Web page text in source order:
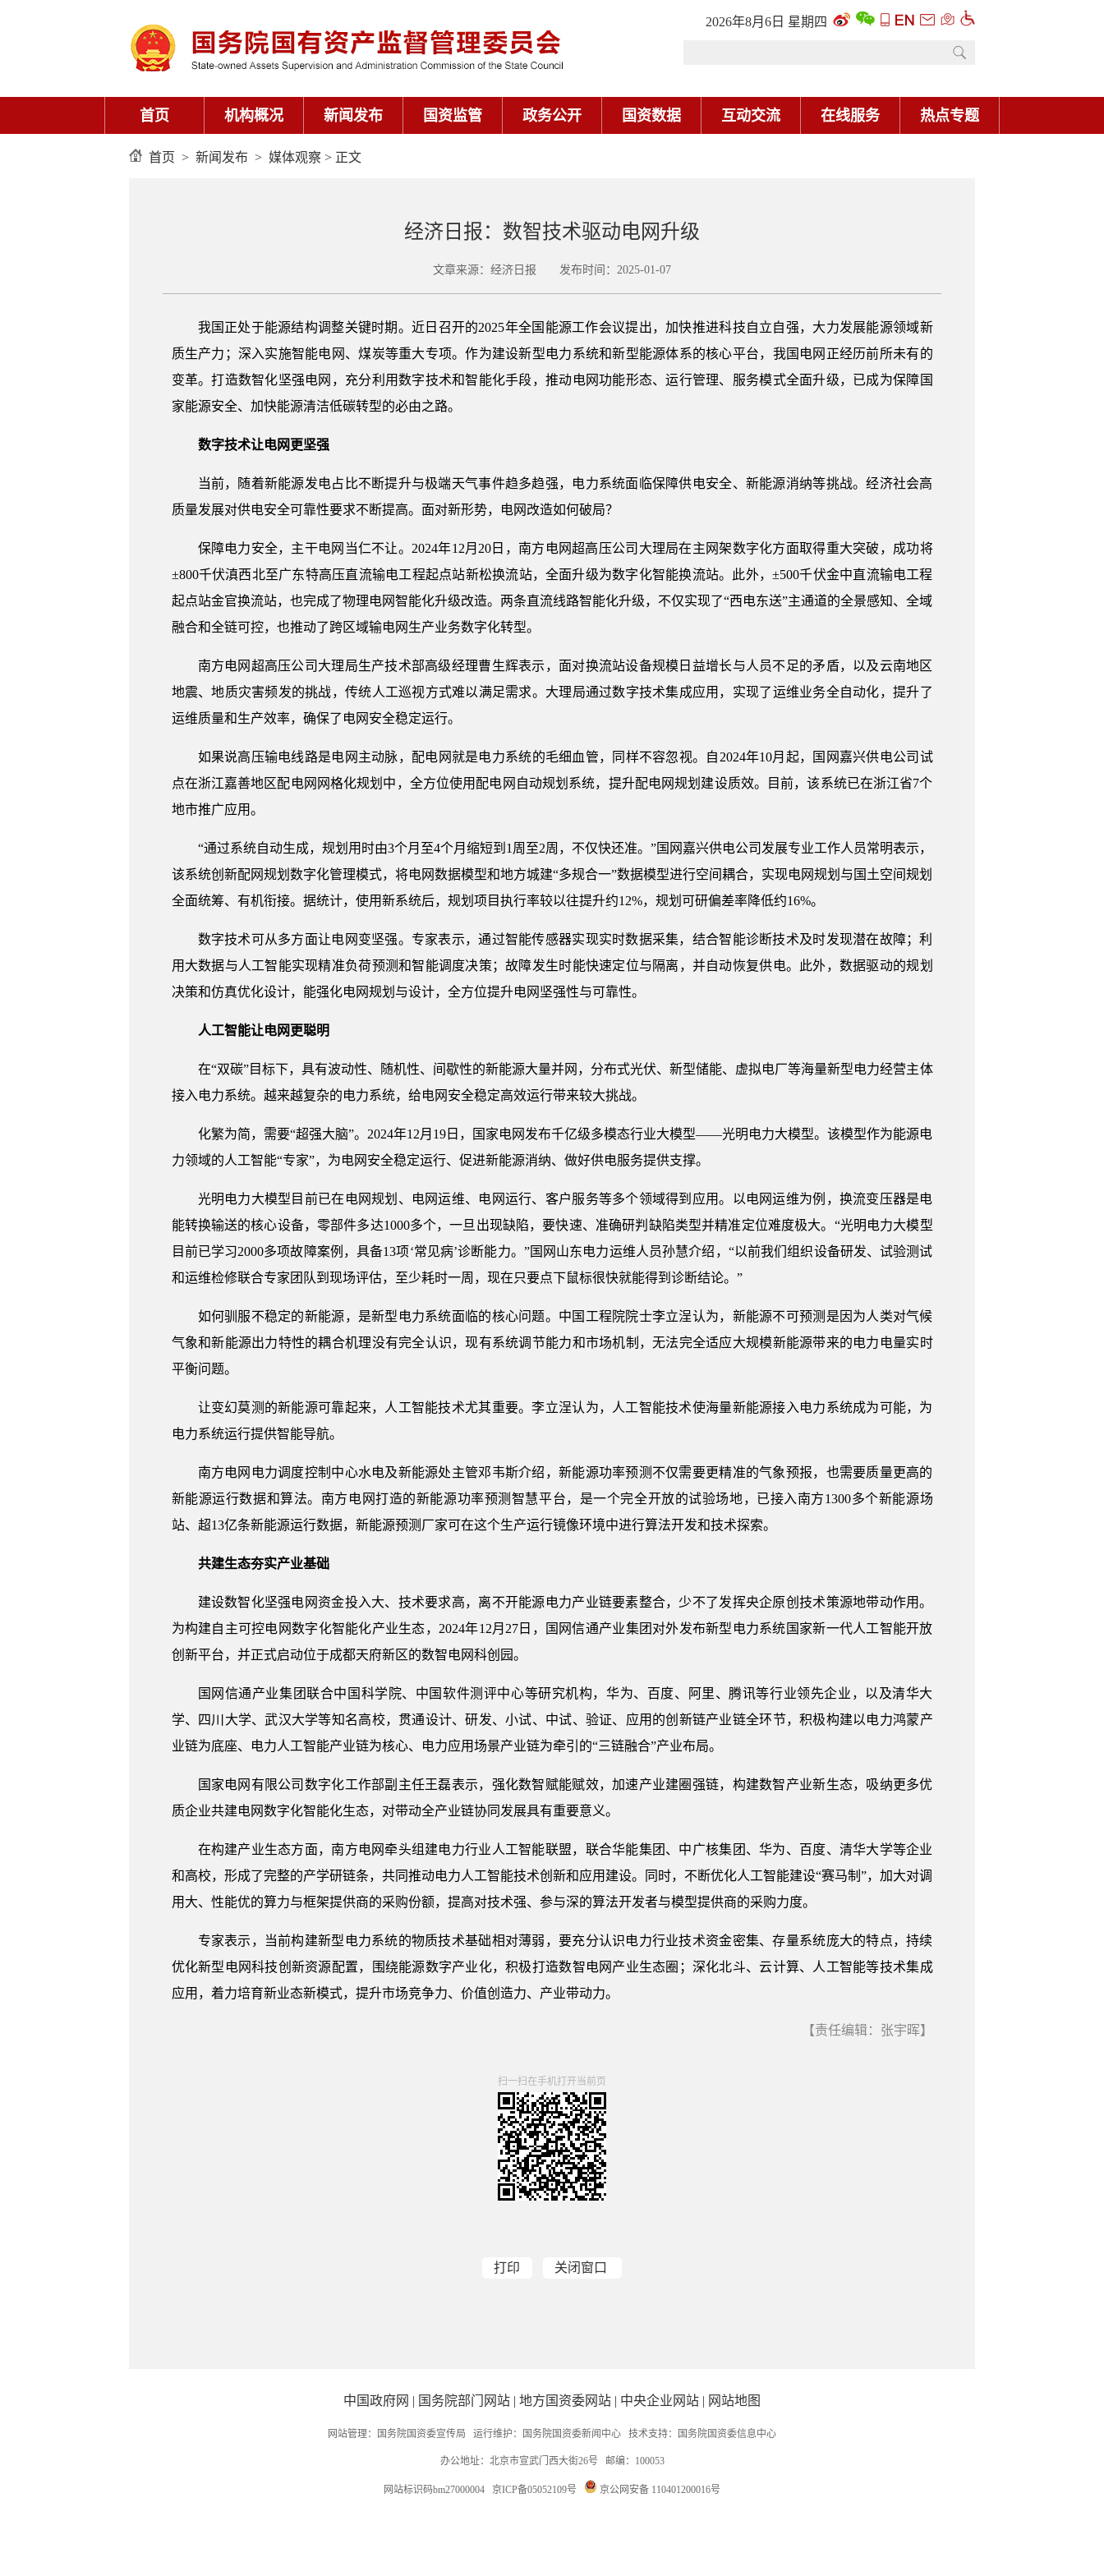
2026年8月6日 星期四
首页 机构概况 新闻发布 国资监管 政务公开 国资数据 互动交流 在线服务 热点专题
首页 > 新闻发布 > 媒体观察 > 正文
经济日报：数智技术驱动电网升级
文章来源：经济日报 发布时间：2025-01-07
我国正处于能源结构调整关键时期。近日召开的2025年全国能源工作会议提出，加快推进科技自立自强，大力发展能源领域新
质生产力；深入实施智能电网、煤炭等重大专项。作为建设新型电力系统和新型能源体系的核心平台，我国电网正经历前所未有的
变革。打造数智化坚强电网，充分利用数字技术和智能化手段，推动电网功能形态、运行管理、服务模式全面升级，已成为保障国
家能源安全、加快能源清洁低碳转型的必由之路。
数字技术让电网更坚强
当前，随着新能源发电占比不断提升与极端天气事件趋多趋强，电力系统面临保障供电安全、新能源消纳等挑战。经济社会高
质量发展对供电安全可靠性要求不断提高。面对新形势，电网改造如何破局？
保障电力安全，主干电网当仁不让。2024年12月20日，南方电网超高压公司大理局在主网架数字化方面取得重大突破，成功将
±800千伏滇西北至广东特高压直流输电工程起点站新松换流站，全面升级为数字化智能换流站。此外，±500千伏金中直流输电工程
起点站金官换流站，也完成了物理电网智能化升级改造。两条直流线路智能化升级，不仅实现了“西电东送”主通道的全景感知、全域
融合和全链可控，也推动了跨区域输电网生产业务数字化转型。
南方电网超高压公司大理局生产技术部高级经理曹生辉表示，面对换流站设备规模日益增长与人员不足的矛盾，以及云南地区
地震、地质灾害频发的挑战，传统人工巡视方式难以满足需求。大理局通过数字技术集成应用，实现了运维业务全自动化，提升了
运维质量和生产效率，确保了电网安全稳定运行。
如果说高压输电线路是电网主动脉，配电网就是电力系统的毛细血管，同样不容忽视。自2024年10月起，国网嘉兴供电公司试
点在浙江嘉善地区配电网网格化规划中，全方位使用配电网自动规划系统，提升配电网规划建设质效。目前，该系统已在浙江省7个
地市推广应用。
“通过系统自动生成，规划用时由3个月至4个月缩短到1周至2周，不仅快还准。”国网嘉兴供电公司发展专业工作人员常明表示，
该系统创新配网规划数字化管理模式，将电网数据模型和地方城建“多规合一”数据模型进行空间耦合，实现电网规划与国土空间规划
全面统筹、有机衔接。据统计，使用新系统后，规划项目执行率较以往提升约12%，规划可研偏差率降低约16%。
数字技术可从多方面让电网变坚强。专家表示，通过智能传感器实现实时数据采集，结合智能诊断技术及时发现潜在故障；利
用大数据与人工智能实现精准负荷预测和智能调度决策；故障发生时能快速定位与隔离，并自动恢复供电。此外，数据驱动的规划
决策和仿真优化设计，能强化电网规划与设计，全方位提升电网坚强性与可靠性。
人工智能让电网更聪明
在“双碳”目标下，具有波动性、随机性、间歇性的新能源大量并网，分布式光伏、新型储能、虚拟电厂等海量新型电力经营主体
接入电力系统。越来越复杂的电力系统，给电网安全稳定高效运行带来较大挑战。
化繁为简，需要“超强大脑”。2024年12月19日，国家电网发布千亿级多模态行业大模型——光明电力大模型。该模型作为能源电
力领域的人工智能“专家”，为电网安全稳定运行、促进新能源消纳、做好供电服务提供支撑。
光明电力大模型目前已在电网规划、电网运维、电网运行、客户服务等多个领域得到应用。以电网运维为例，换流变压器是电
能转换输送的核心设备，零部件多达1000多个，一旦出现缺陷，要快速、准确研判缺陷类型并精准定位难度极大。“光明电力大模型
目前已学习2000多项故障案例，具备13项‘常见病’诊断能力。”国网山东电力运维人员孙慧介绍，“以前我们组织设备研发、试验测试
和运维检修联合专家团队到现场评估，至少耗时一周，现在只要点下鼠标很快就能得到诊断结论。”
如何驯服不稳定的新能源，是新型电力系统面临的核心问题。中国工程院院士李立浧认为，新能源不可预测是因为人类对气候
气象和新能源出力特性的耦合机理没有完全认识，现有系统调节能力和市场机制，无法完全适应大规模新能源带来的电力电量实时
平衡问题。
让变幻莫测的新能源可靠起来，人工智能技术尤其重要。李立浧认为，人工智能技术使海量新能源接入电力系统成为可能，为
电力系统运行提供智能导航。
南方电网电力调度控制中心水电及新能源处主管邓韦斯介绍，新能源功率预测不仅需要更精准的气象预报，也需要质量更高的
新能源运行数据和算法。南方电网打造的新能源功率预测智慧平台，是一个完全开放的试验场地，已接入南方1300多个新能源场
站、超13亿条新能源运行数据，新能源预测厂家可在这个生产运行镜像环境中进行算法开发和技术探索。
共建生态夯实产业基础
建设数智化坚强电网资金投入大、技术要求高，离不开能源电力产业链要素整合，少不了发挥央企原创技术策源地带动作用。
为构建自主可控电网数字化智能化产业生态，2024年12月27日，国网信通产业集团对外发布新型电力系统国家新一代人工智能开放
创新平台，并正式启动位于成都天府新区的数智电网科创园。
国网信通产业集团联合中国科学院、中国软件测评中心等研究机构，华为、百度、阿里、腾讯等行业领先企业，以及清华大
学、四川大学、武汉大学等知名高校，贯通设计、研发、小试、中试、验证、应用的创新链产业链全环节，积极构建以电力鸿蒙产
业链为底座、电力人工智能产业链为核心、电力应用场景产业链为牵引的“三链融合”产业布局。
国家电网有限公司数字化工作部副主任王磊表示，强化数智赋能赋效，加速产业建圈强链，构建数智产业新生态，吸纳更多优
质企业共建电网数字化智能化生态，对带动全产业链协同发展具有重要意义。
在构建产业生态方面，南方电网牵头组建电力行业人工智能联盟，联合华能集团、中广核集团、华为、百度、清华大学等企业
和高校，形成了完整的产学研链条，共同推动电力人工智能技术创新和应用建设。同时，不断优化人工智能建设“赛马制”，加大对调
用大、性能优的算力与框架提供商的采购份额，提高对技术强、参与深的算法开发者与模型提供商的采购力度。
专家表示，当前构建新型电力系统的物质技术基础相对薄弱，要充分认识电力行业技术资金密集、存量系统庞大的特点，持续
优化新型电网科技创新资源配置，围绕能源数字产业化，积极打造数智电网产业生态圈；深化北斗、云计算、人工智能等技术集成
应用，着力培育新业态新模式，提升市场竞争力、价值创造力、产业带动力。
【责任编辑：张宇晖】
扫一扫在手机打开当前页
打印 关闭窗口